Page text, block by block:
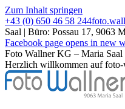
Zum Inhalt springen
+43 (0) 650 46 58 244
Saal | Büro: Possau 17, 9063
Facebook page opens in new
Foto Wallner KG – Maria Saal
Herzlich willkommen auf foto-